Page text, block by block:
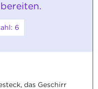
6
das Geschirr